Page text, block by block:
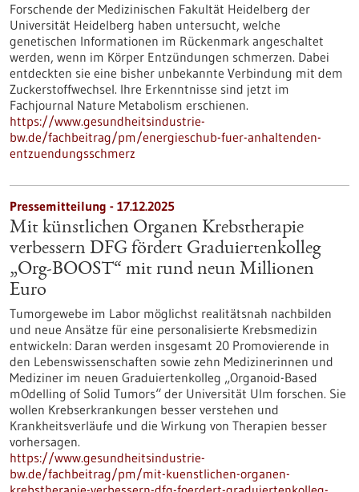
Forschende der Medizinischen Fakultät Heidelberg der
Universität Heidelberg haben untersucht, welche
genetischen Informationen im Rückenmark angeschaltet
werden, wenn im Körper Entzündungen schmerzen. Dabei
entdeckten sie eine bisher unbekannte Verbindung mit dem
Zuckerstoffwechsel. Ihre Erkenntnisse sind jetzt im
Fachjournal Nature Metabolism erschienen.
https://www.gesundheitsindustrie-
bw.de/fachbeitrag/pm/energieschub-fuer-anhaltenden-
entzuendungsschmerz
Pressemitteilung - 17.12.2025
Mit künstlichen Organen Krebstherapie
verbessern DFG fördert Graduiertenkolleg
„Org-BOOST“ mit rund neun Millionen
Euro
Tumorgewebe im Labor möglichst realitätsnah nachbilden
und neue Ansätze für eine personalisierte Krebsmedizin
entwickeln: Daran werden insgesamt 20 Promovierende in
den Lebenswissenschaften sowie zehn Medizinerinnen und
Mediziner im neuen Graduiertenkolleg „Organoid-Based
mOdelling of Solid Tumors“ der Universität Ulm forschen. Sie
wollen Krebserkrankungen besser verstehen und
Krankheitsverläufe und die Wirkung von Therapien besser
vorhersagen.
https://www.gesundheitsindustrie-
bw.de/fachbeitrag/pm/mit-kuenstlichen-organen-